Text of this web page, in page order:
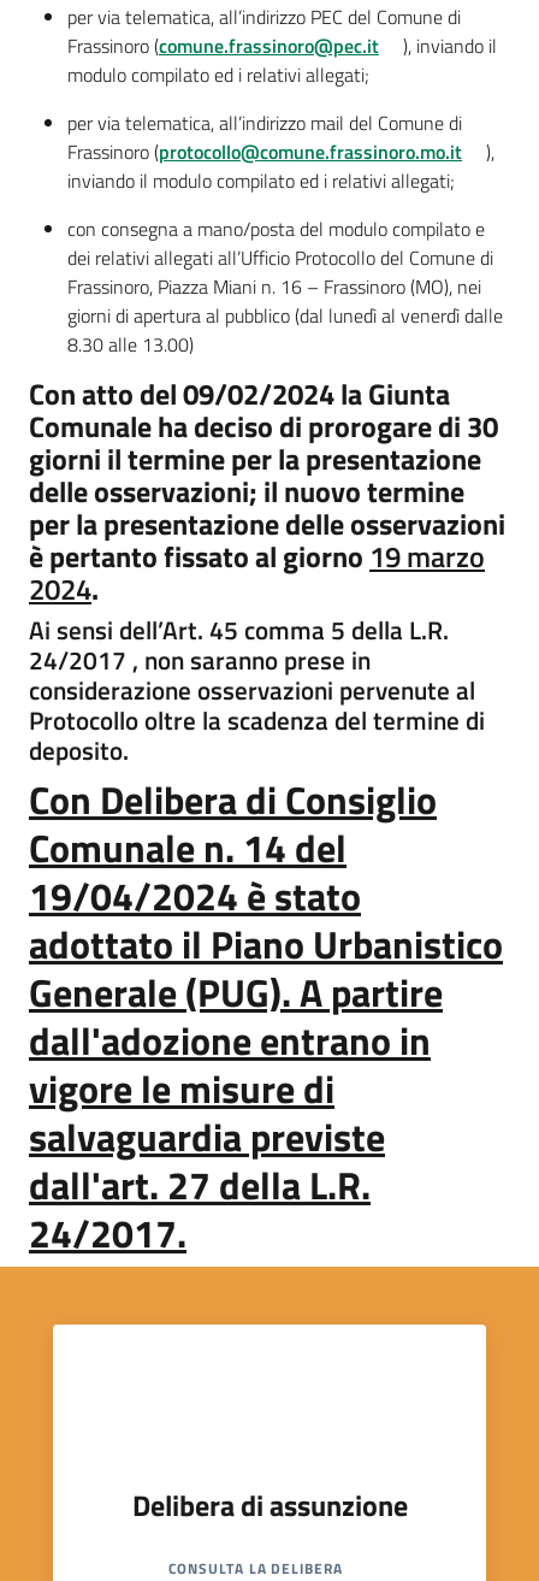
per via telematica, all’indirizzo PEC del Comune di
Frassinoro (comune.frassinoro@pec.it
), inviando il
modulo compilato ed i relativi allegati;
per via telematica, all’indirizzo mail del Comune di
Frassinoro (protocollo@comune.frassinoro.mo.it
),
inviando il modulo compilato ed i relativi allegati;
con consegna a mano/posta del modulo compilato e
dei relativi allegati all’Ufficio Protocollo del Comune di
Frassinoro, Piazza Miani n. 16 – Frassinoro (MO), nei
giorni di apertura al pubblico (dal lunedì al venerdì dalle
8.30 alle 13.00)
Con atto del 09/02/2024 la Giunta
Comunale ha deciso di prorogare di 30
giorni il termine per la presentazione
delle osservazioni; il nuovo termine
per la presentazione delle osservazioni
è pertanto fissato al giorno 19 marzo
2024.
Ai sensi dell’Art. 45 comma 5 della L.R.
24/2017 , non saranno prese in
considerazione osservazioni pervenute al
Protocollo oltre la scadenza del termine di
deposito.
Con Delibera di Consiglio
Comunale n. 14 del
19/04/2024 è stato
adottato il Piano Urbanistico
Generale (PUG). A partire
dall'adozione entrano in
vigore le misure di
salvaguardia previste
dall'art. 27 della L.R.
24/2017.
Delibera di assunzione
CONSULTA LA DELIBERA